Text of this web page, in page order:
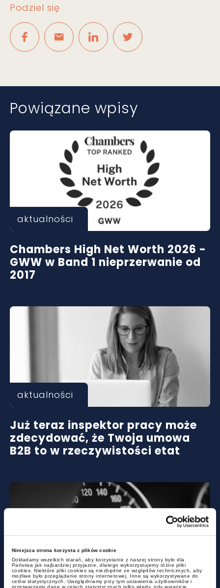
Niniejsza strona korzysta z plików cookie
Dokładamy wszelkich starań, aby korzystanie z naszej strony było dla
Państwa jak najbardziej przyjazne, dlatego wykorzystujemy różne pliki
cookies. Niektóre pliki cookies są niezbędne ze względów technicznych, aby
możliwe było przeglądanie strony internetowej. Inne są wykorzystywane do
celów statystycznych. Uwzględniamy przy tym ustawienia użytkowników i
przetwarzamy dane w celach statystycznych tylko wtedy, gdy wyrazicie
Podziel się
Powiązane wpisy
aktualności
Chambers High Net Worth 2026 -
GWW w Band 1 nieprzerwanie od
2017
aktualności
Już teraz inspektor pracy może
zdecydować, że Twoja umowa
B2B to w rzeczywistości etat
aktualności